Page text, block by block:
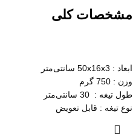
مشخصات کلی
ابعاد : 50x16x3 سانتی‌متر
وزن : 750 گرم
طول تیغه : 30 سانتی‌متر
نوع تیغه : قابل تعویض